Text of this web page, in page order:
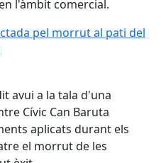
l'àmbit comercial.
pel morrut al pati del
pel morrut al pati del
avui a la tala d'una
Cívic Can Baruta
aplicats durant els
el morrut de les